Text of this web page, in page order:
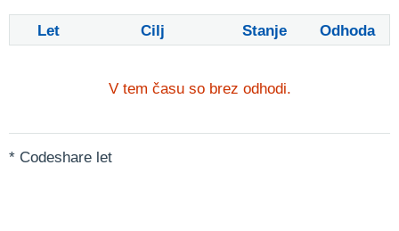
Let Cilj Stanje Odhoda
V tem času so brez odhodi.
* Codeshare let